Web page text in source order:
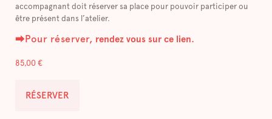
accompagnant doit réserver sa place pour pouvoir participer ou
être présent dans l’atelier.
⮕Pour réserver, rendez vous sur ce lien.
85,00 €
RÉSERVER